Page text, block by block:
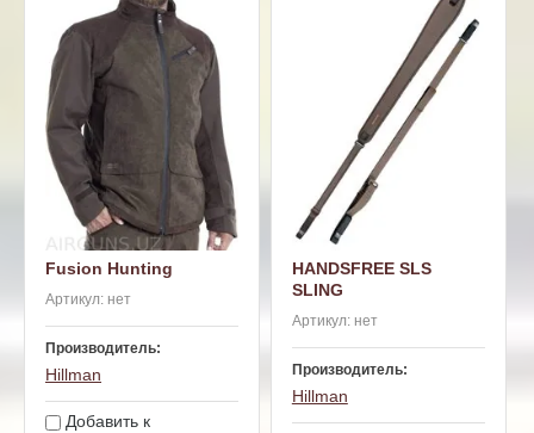
Fusion Hunting
Артикул: нет
Производитель:
Hillman
Добавить к
HANDSFREE SLS
SLING
Артикул:нет
Производитель:
Hillman